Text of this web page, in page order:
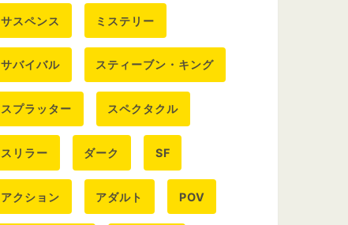
サスペンス ミステリー
サバイバル スティーブン・キング
スプラッター スペクタクル
スリラー ダーク SF
アクション アダルト POV